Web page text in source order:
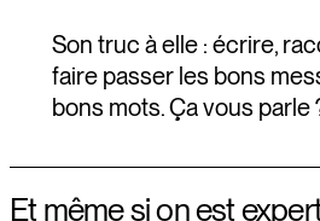
Son truc à elle : écrire,
faire passer les bons
bons mots. Ça vous parle
Et même si on est